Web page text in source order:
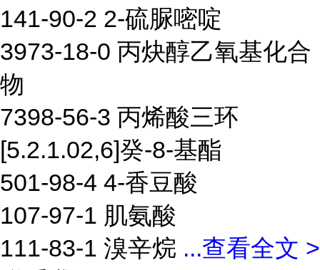
141-90-2 2-硫脲嘧啶
3973-18-0 丙炔醇乙氧基化合
物
7398-56-3 丙烯酸三环
[5.2.1.02,6]癸-8-基酯
501-98-4 4-香豆酸
107-97-1 肌氨酸
111-83-1 溴辛烷 ...查看全文 >